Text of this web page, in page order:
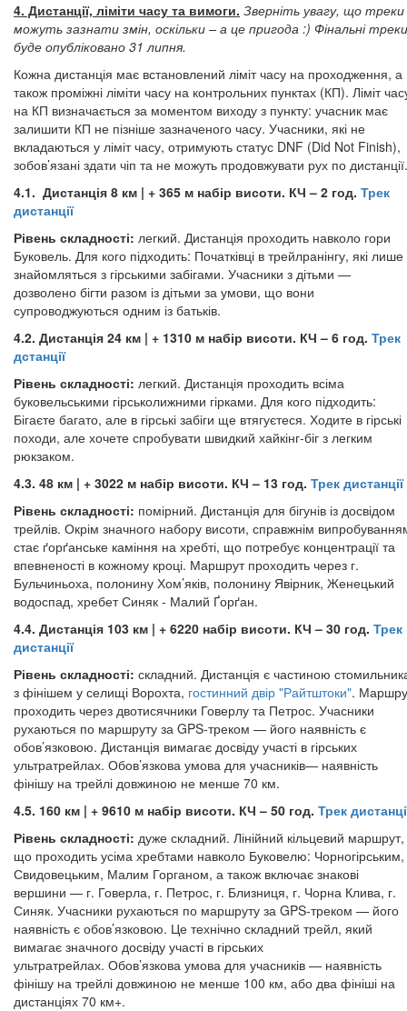
4. Дистанції, ліміти часу та вимоги. Зверніть увагу, що треки
можуть зазнати змін, оскільки – а це пригода :) Фінальні треки
буде опубліковано 31 липня.
Кожна дистанція має встановлений ліміт часу на проходження, а
також проміжні ліміти часу на контрольних пунктах (КП). Ліміт
на КП визначається за моментом виходу з пункту: учасник має
залишити КП не пізніше зазначеного часу. Учасники, які не
вкладаються у ліміт часу, отримують статус DNF (Did Not Finish),
зобов’язані здати чіп та не можуть продовжувати рух по дистанції.
4.1. Дистанція 8​ км | + 365 м набір висоти. КЧ – 2 год. Трек
дистанції
Рівень складності: легкий. Дистанція проходить навколо гори
Буковель. Для кого підходить: Початківці в трейлранінгу, які лише
знайомляться з гірськими забігами. Учасники з дітьми —
дозволено бігти разом із дітьми за умови, що вони
супроводжуються одним із батьків.
4.2. Дистанція 24 км | + 1310 м набір висоти. КЧ – 6 год. Трек
дстанції
Рівень складності: легкий. Дистанція проходить всіма
буковельськими гірськолижними гірками. Для кого підходить:
Бігаєте багато, але в гірські забіги ще втягуєтеся. Ходите в гірські
походи, але хочете спробувати швидкий хайкінг-біг з легким
рюкзаком.
4.3. 48 км | + 3022 м набір висоти. КЧ – 13 год. Трек дистанції
Рівень складності: помірний. Дистанція для бігунів із досвідом
трейлів. Окрім значного набору висоти, справжнім
стає ґорґанське каміння на хребті, що потребує концентрації та
впевненості в кожному кроці. Маршрут проходить через г.
Бульчиньоха, полонину Хом’яків, полонину Явірник, Женецький
водоспад, хребет Синяк - Малий Ґорґан.
4.4. Дистанція 103 км | + 6220 набір висоти. КЧ – 30 год. Трек
дистанції
Рівень складності: складний. Дистанція є частиною
з фінішем у селищі Ворохта, гостинний двір "Райтштоки".
проходить через двотисячники Говерлу та Петрос. Учасники
рухаються по маршруту за GPS-треком — його наявність є
обов’язковою. Дистанція вимагає досвіду участі в гірських
ультратрейлах. Обов’язкова умова для учасників— наявність
фінішу на трейлі довжиною не менше 70 км.
4.5. 160 км | + 9610 м набір висоти. КЧ – 50 год. Трек
Рівень складності: дуже складний. Лінійний кільцевий маршрут,
що проходить усіма хребтами навколо Буковелю: Чорногірським,
Свидовецьким, Малим Горганом, а також включає знакові
вершини — г. Говерла, г. Петрос, г. Близниця, г. Чорна Клива, г.
Синяк. Учасники рухаються по маршруту за GPS-треком — його
наявність є обов’язковою. Це технічно складний трейл, який
вимагає значного досвіду участі в гірських
ультратрейлах. Обов’язкова умова для учасників — наявність
фінішу на трейлі довжиною не менше 100 км, або два фініші на
дистанціях 70 км+.